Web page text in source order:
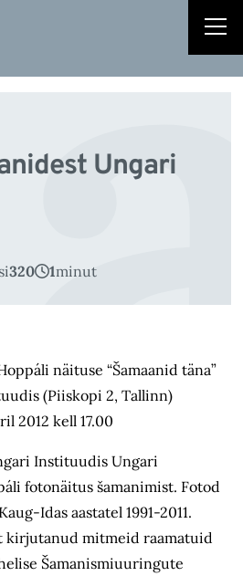
Ungari
320 1minut
näituse “Šamaanid täna”
(Piiskopi 2, Tallinn)
2012 kell 17.00
Instituudis Ungari
fotonäitus šamanimist. Fotod
Idas aastatel 1991-2011.
kirjutanud mitmeid raamatuid
Šamanismiuuringute